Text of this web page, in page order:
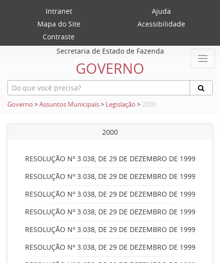
Intranet
Ajuda
Mapa do Site
Acessibilidade
Contraste
Secretaria de Estado de Fazenda
GOVERNO
Governo >Assuntos Municipais> Legislação > 2000
2000
RESOLUÇÃO Nº 3.038, DE 29 DE DEZEMBRO DE 1999
RESOLUÇÃO Nº 3.038, DE 29 DE DEZEMBRO DE 1999
RESOLUÇÃO Nº 3.038, DE 29 DE DEZEMBRO DE 1999
RESOLUÇÃO Nº 3.038, DE 29 DE DEZEMBRO DE 1999
RESOLUÇÃO Nº 3.038, DE 29 DE DEZEMBRO DE 1999
RESOLUÇÃO Nº 3.038, DE 29 DE DEZEMBRO DE 1999